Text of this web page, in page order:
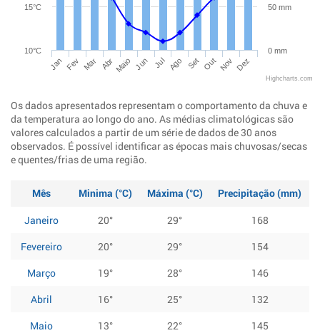
Jan Fev Mar Abr Maio Jun Jul Ago Set Out Nov Dez
10°C
15°C
0 mm
50 mm
Highcharts.com
Os dados apresentados representam o comportamento da chuva e
da temperatura ao longo do ano. As médias climatológicas são
valores calculados a partir de um série de dados de 30 anos
observados. É possível identificar as épocas mais chuvosas/secas
e quentes/frias de uma região.
Mês Minima (°C) Máxima (°C)
Precipitação (mm)
Janeiro
20° 29°
168
Fevereiro
20° 29°
154
Março
19° 28°
146
Abril
16° 25°
132
Maio
13° 22°
145